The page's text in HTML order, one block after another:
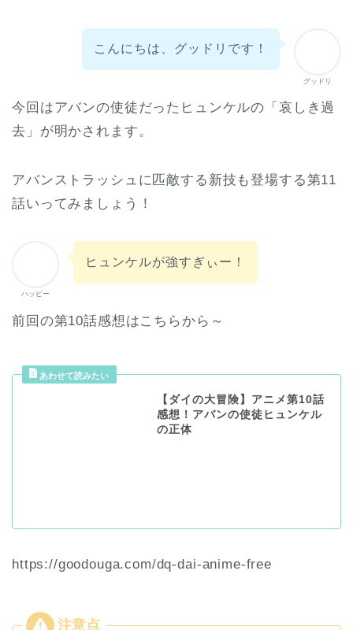
グッドリ
こんにちは、グッドリです！
今回はアバンの使徒だったヒュンケルの「哀しき過
去」が明かされます。
アバンストラッシュに匹敵する新技も登場する第11
話いってみましょう！
ハッピー
ヒュンケルが強すぎぃー！
前回の第10話感想はこちらから～
【ダイの大冒険】アニメ第10話
感想！アバンの使徒ヒュンケル
の正体
https://goodouga.com/dq-dai-anime-free